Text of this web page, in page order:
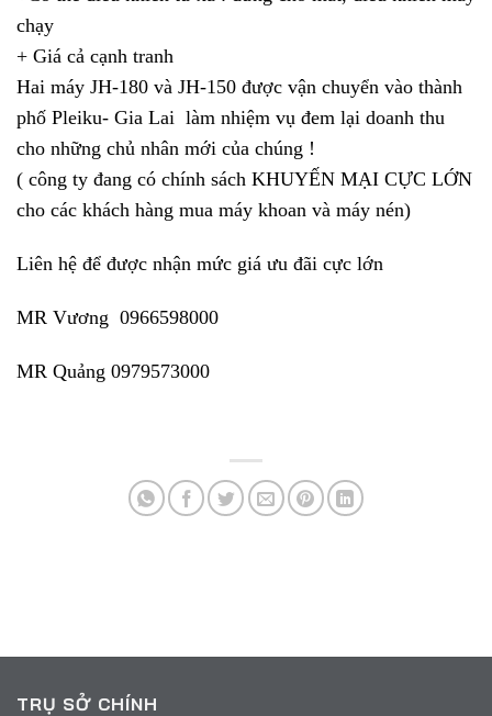
chạy
+ Giá cả cạnh tranh
Hai máy JH-180 và JH-150 được vận chuyển vào thành
phố Pleiku- Gia Lai làm nhiệm vụ đem lại doanh thu
cho những chủ nhân mới của chúng !
( công ty đang có chính sách KHUYẾN MẠI CỰC LỚN
cho các khách hàng mua máy khoan và máy nén)
Liên hệ để được nhận mức giá ưu đãi cực lớn
MR Vương 0966598000
MR Quảng 0979573000
TRỤ SỞ CHÍNH